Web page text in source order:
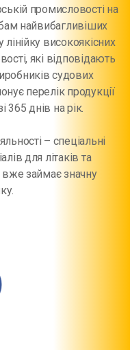
промисловості на
найвибагливіших
високоякісних
які відповідають
судових
перелік продукції
365 днів на рік.
– спеціальні
для літаків та
вже займає значну